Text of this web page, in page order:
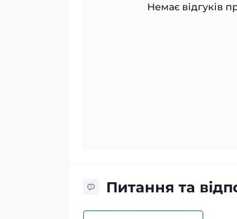
Немає відгуків
Питання та